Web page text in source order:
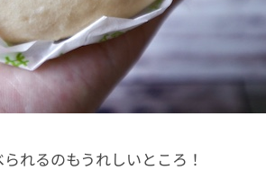
れるのもうれしいところ！